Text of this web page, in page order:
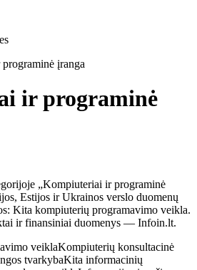
įranga
ir programinė
„Kompiuteriai ir programinė
Estijos ir Ukrainos verslo duomenų
Kita kompiuterių programavimo veikla.
ir finansiniai duomenys — Infoin.lt.
veiklaKompiuterių konsultacinė
tvarkybaKita informacinių